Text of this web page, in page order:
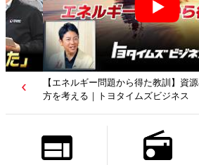
【若者たちへ】岡田武史さんが“特別
｜サッカー日本代表元監督｜トヨタイ